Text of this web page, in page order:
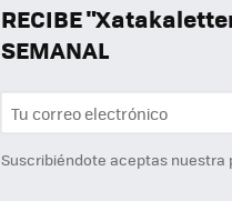
RECIBE
SEMANAL
Suscribiéndote aceptas nuestra